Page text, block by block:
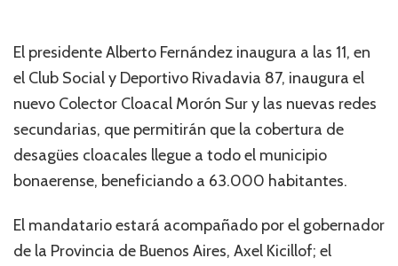
El presidente Alberto Fernández inaugura a las 11, en
el Club Social y Deportivo Rivadavia 87, inaugura el
nuevo Colector Cloacal Morón Sur y las nuevas redes
secundarias, que permitirán que la cobertura de
desagües cloacales llegue a todo el municipio
bonaerense, beneficiando a 63.000 habitantes.
El mandatario estará acompañado por el gobernador
de la Provincia de Buenos Aires, Axel Kicillof; el